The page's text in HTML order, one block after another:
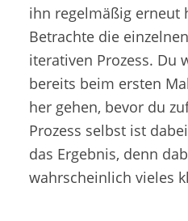
ihn regelmäßig erneut
Betrachte die
iterativen Prozess. Du
bereits beim ersten
her gehen, bevor du
Prozess selbst ist
das Ergebnis, denn
wahrscheinlich vieles